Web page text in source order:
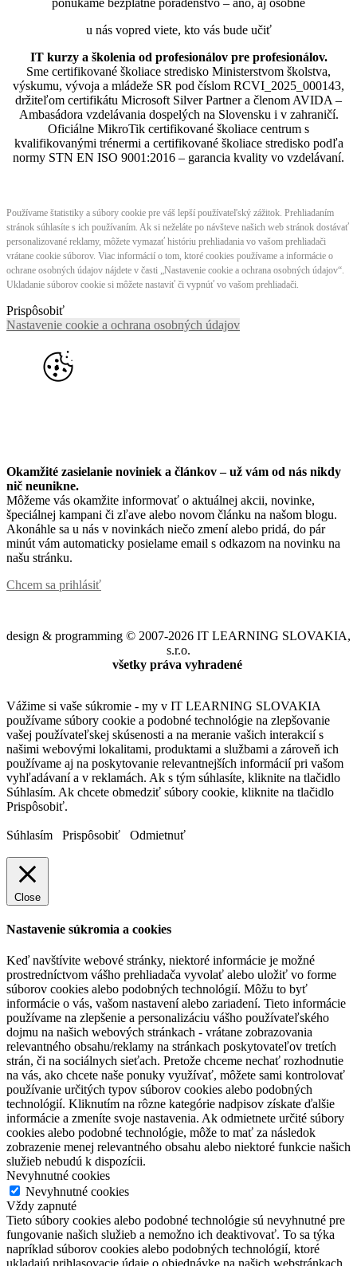
u nás vopred viete, kto vás bude učiť
IT kurzy a školenia od profesionálov pre profesionálov.
Sme certifikované školiace stredisko Ministerstvom školstva,
výskumu, vývoja a mládeže SR pod číslom RCVI_2025_000143,
držiteľom certifikátu Microsoft Silver Partner a členom AVIDA –
Ambasádora vzdelávania dospelých na Slovensku i v zahraničí.​​​​​​​​​​​​​​​​
Oficiálne MikroTik certifikované školiace centrum s
kvalifikovanými trénermi ​​​​​​​​​​a certifikované školiace stredisko podľa
normy STN EN ISO 9001:2016 – garancia kvality vo vzdelávaní.
Používame štatistiky a súbory cookie pre váš lepší používateľský zážitok. Prehliadaním
stránok súhlasíte s ich používaním. Ak si neželáte po návšteve našich web stránok dostávať
personalizované reklamy, môžete vymazať históriu prehliadania vo vašom prehliadači
vrátane cookie súborov. Viac informácií o tom, ktoré cookies používame a informácie o
ochrane osobných údajov nájdete v časti „Nastavenie cookie a ochrana osobných údajov“.
Ukladanie súborov cookie si môžete nastaviť či vypnúť vo vašom prehliadači.
Prispôsobiť
Nastavenie cookie a ochrana osobných údajov
Okamžité zasielanie noviniek a článkov – už vám od nás nikdy
nič neunikne.
Môžeme vás okamžite informovať o aktuálnej akcii, novinke,
špeciálnej kampani či zľave alebo novom článku na našom blogu.
Akonáhle sa u nás v novinkách niečo zmení alebo pridá, do pár
minút vám automaticky posielame email s odkazom na novinku na
našu stránku.
Chcem sa prihlásiť
design & programming © 2007-2026 IT LEARNING SLOVAKIA,
s.r.o.
všetky práva vyhradené
Vážime si vaše súkromie - my v IT LEARNING SLOVAKIA
používame súbory cookie a podobné technológie na zlepšovanie
vašej používateľskej skúsenosti a na meranie vašich interakcií s
našimi webovými lokalitami, produktami a službami a zároveň ich
používame aj na poskytovanie relevantnejších informácií pri vašom
vyhľadávaní a v reklamách. Ak s tým súhlasíte, kliknite na tlačidlo
Súhlasím. Ak chcete obmedziť súbory cookie, kliknite na tlačidlo
Prispôsobiť.
Súhlasím Prispôsobiť Odmietnuť
Close
Nastavenie súkromia a cookies
Keď navštívite webové stránky, niektoré informácie je možné
prostredníctvom vášho prehliadača vyvolať alebo uložiť vo forme
súborov cookies alebo podobných technológií. Môžu to byť
informácie o vás, vašom nastavení alebo zariadení. Tieto informácie
používame na zlepšenie a personalizáciu vášho používateľského
dojmu na našich webových stránkach - vrátane zobrazovania
relevantného obsahu/reklamy na stránkach poskytovateľov tretích
strán, či na sociálnych sieťach. Pretože chceme nechať rozhodnutie
na vás, ako chcete naše ponuky využívať, môžete sami kontrolovať
používanie určitých typov súborov cookies alebo podobných
technológií. Kliknutím na rôzne kategórie nadpisov získate ďalšie
informácie a zmeníte svoje nastavenia. Ak odmietnete určité súbory
cookies alebo podobné technológie, môže to mať za následok
zobrazenie menej relevantného obsahu alebo niektoré funkcie našich
služieb nebudú k dispozícii.
Nevyhnutné cookies
Nevyhnutné cookies
Vždy zapnuté
Tieto súbory cookies alebo podobné technológie sú nevyhnutné pre
fungovanie našich služieb a nemožno ich deaktivovať. To sa týka
napríklad súborov cookies alebo podobných technológií, ktoré